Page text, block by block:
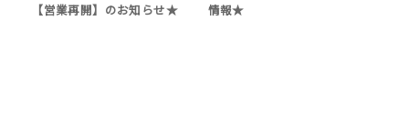
【営業再開】のお知らせ★
情報★